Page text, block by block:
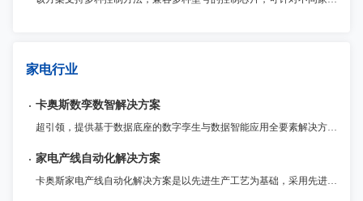
家电行业
卡奥斯数孪数智解决方案
超引领，提供基于数据底座的数字孪生与数据智能应用全要素解决方案 ，帮助企业客户统一数据标准、建设数据基座；实现工厂1:1数字重构与仿真优化，并运用AI大模型驱动数据智能应用，优化生产决策，实现从经验管理到智能驱动的转型升级。
家电产线自动化解决方案
卡奥斯家电产线自动化解决方案是以先进生产工艺为基础，采用先进的激光焊接技术，提供具有自我诊断与调整的智能生产系统，实现多规格产品的兼容性生产、自动化和高节拍快速生产。聚焦冲压、注塑、钣金成型、激光焊接、机器人应用等，拥有30多年家电自动化产线经验，多条全自动家电产线已经稳定运行超过10年。